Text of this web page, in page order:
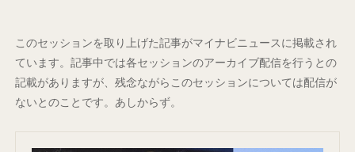
このセッションを取り上げた記事がマイナビニュースに掲載され
ています。記事中では各セッションのアーカイブ配信を行うとの
記載がありますが、残念ながらこのセッションについては配信が
ないとのことです。あしからず。